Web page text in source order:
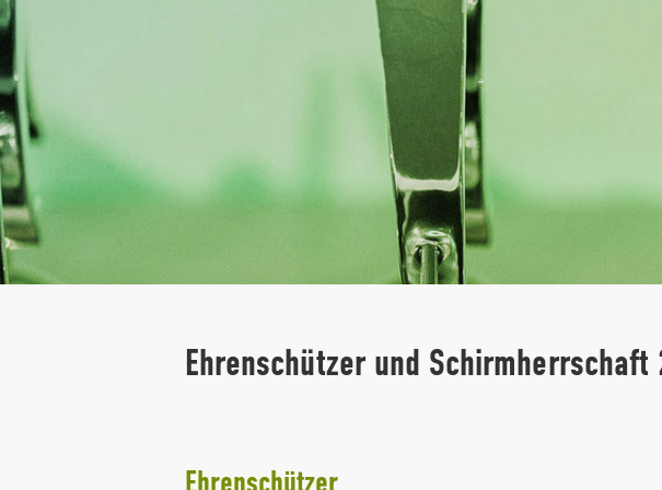
Ehrenschützer und Schirmherrschaft